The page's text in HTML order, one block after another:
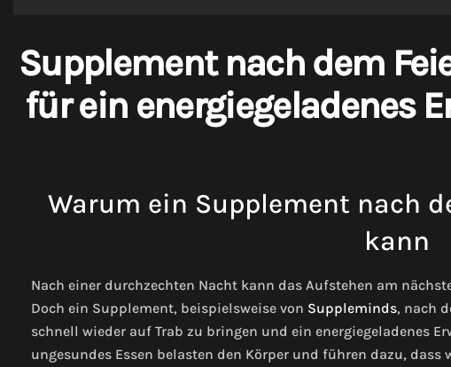
Supplement nach dem
für ein energiegeladenes
Warum ein Supplement nach
kann
Nach einer durchzechten Nacht kann das Aufstehen am
Doch ein Supplement, beispielsweise von Suppleminds, nach
schnell wieder auf Trab zu bringen und ein energiegeladenes
ungesundes Essen belasten den Körper und führen dazu, dass